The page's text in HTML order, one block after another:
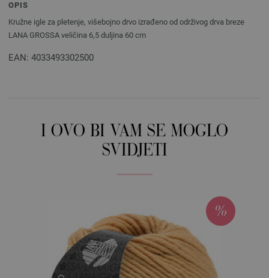
OPIS
Kružne igle za pletenje, višebojno drvo izrađeno od održivog drva breze
LANA GROSSA veličina 6,5 ​​duljina 60 cm
EAN: 4033493302500
I OVO BI VAM SE MOGLO
SVIDJETI